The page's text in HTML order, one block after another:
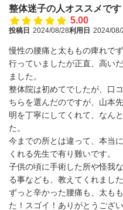
整体迷子の人オススメです
5.00
投稿日 2024/08/28利用日 2024/08/
慢性の腰痛と太ももの痺れで
行っていましたが正直、高い
ました。
整体院は初めてでしたが、口
ちらを選んだのですが、山本
明を丁寧にしてくれて、なん
た。
今までの所とは違って、本当
くれる先生で有り難いです。
子供の頃に手術した所や怪我
る事なども、教えてくれました
ずっと辛かった腰痛も、太も
た！スゴイ！ありがとうござい